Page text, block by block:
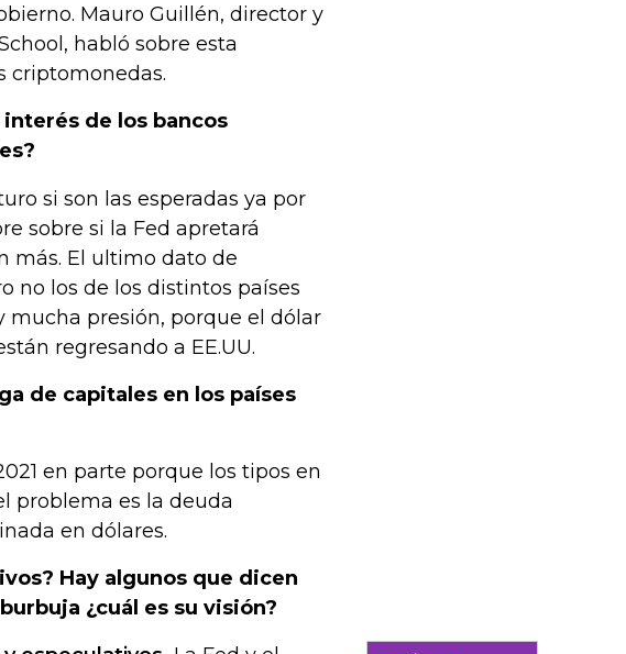
Mauro Guillén, director y
habló sobre esta
criptomonedas.
de los bancos
si son las esperadas ya por
sobre si la Fed apretará
más. El ultimo dato de
no los de los distintos países
mucha presión, porque el dólar
regresando a EE.UU.
de capitales en los países
en parte porque los tipos en
problema es la deuda
en dólares.
Hay algunos que dicen
¿cuál es su visión?